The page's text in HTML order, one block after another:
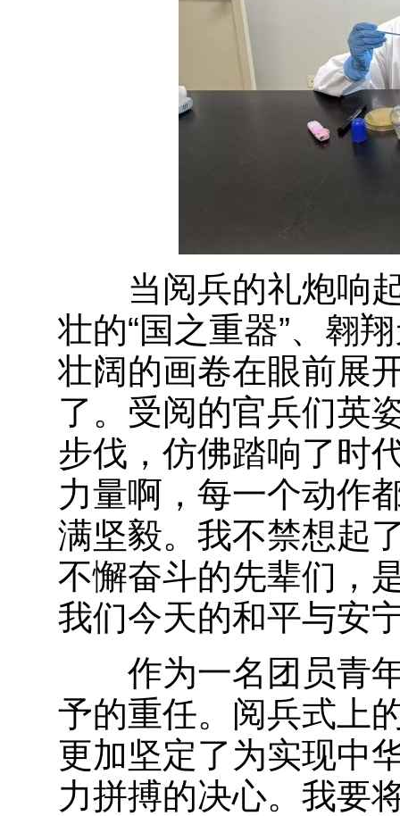
当阅兵的礼炮响起
壮的“国之重器”、翱
壮阔的画卷在眼前展
了。受阅的官兵们英
步伐，仿佛踏响了时
力量啊，每一个动作
满坚毅。我不禁想起
不懈奋斗的先辈们，
我们今天的和平与安
作为一名团员青年
予的重任。阅兵式上
更加坚定了为实现中
力拼搏的决心。我要